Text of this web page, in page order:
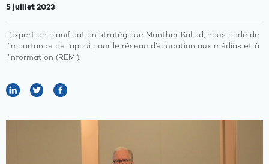
5 juillet 2023
L’expert en planification stratégique Monther Kalled, nous parle de
l’importance de l’appui pour le réseau d’éducation aux médias et à
l’information (REMI).